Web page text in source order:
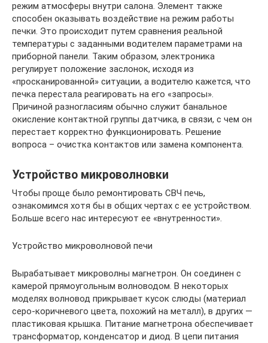
режим атмосферы внутри салона. Элемент также
способен оказывать воздействие на режим работы
печки. Это происходит путем сравнения реальной
температуры с заданными водителем параметрами на
приборной панели. Таким образом, электроника
регулирует положение заслонок, исходя из
«просканированной» ситуации, а водителю кажется, что
печка перестала реагировать на его «запросы».
Причиной разногласиям обычно служит банальное
окисление контактной группы датчика, в связи, с чем он
перестает корректно функционировать. Решение
вопроса – очистка контактов или замена компонента.
Устройство микроволновки
Чтобы проще было ремонтировать СВЧ печь,
ознакомимся хотя бы в общих чертах с ее устройством.
Больше всего нас интересуют ее «внутренности».
Устройство микроволновой печи
Вырабатывает микроволны магнетрон. Он соединен с
камерой прямоугольным волноводом. В некоторых
моделях волновод прикрывает кусок слюды (материал
серо-коричневого цвета, похожий на металл), в других —
пластиковая крышка. Питание магнетрона обеспечивает
трансформатор, конденсатор и диод. В цепи питания